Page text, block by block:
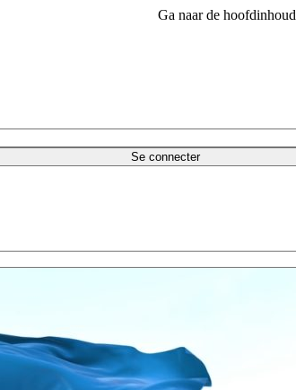
Ga naar de hoofdinhoud
Se connecter